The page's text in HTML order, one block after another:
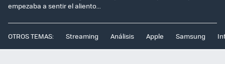
empezaba a sentir el aliento...
OTROS TEMAS: Streaming Análisis Apple Samsung